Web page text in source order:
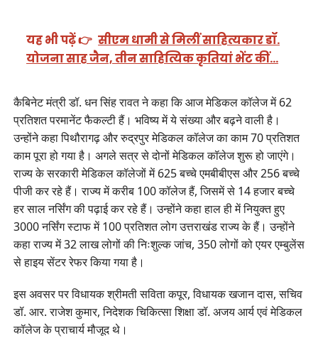
यह भी पढ़ें 👉 सीएम धामी से मिलीं साहित्यकार डॉ.
योजना साह जैन, तीन साहित्यिक कृतियां भेंट कीं…
कैबिनेट मंत्री डॉ. धन सिंह रावत ने कहा कि आज मेडिकल कॉलेज में 62
प्रतिशत परमानेंट फैकल्टी हैं। भविष्य में ये संख्या और बढ़ने वाली है।
उन्होंने कहा पिथौरागढ़ और रुद्रपुर मेडिकल कॉलेज का काम 70 प्रतिशत
काम पूरा हो गया है। अगले सत्र से दोनों मेडिकल कॉलेज शुरू हो जाएंगे।
राज्य के सरकारी मेडिकल कॉलेजों में 625 बच्चे एमबीबीएस और 256 बच्चे
पीजी कर रहे हैं। राज्य में करीब 100 कॉलेज हैं, जिसमें से 14 हजार बच्चे
हर साल नर्सिंग की पढ़ाई कर रहे हैं। उन्होंने कहा हाल ही में नियुक्त हुए
3000 नर्सिंग स्टाफ में 100 प्रतिशत लोग उत्तराखंड राज्य के हैं। उन्होंने
कहा राज्य में 32 लाख लोगों की निःशुल्क जांच, 350 लोगों को एयर एम्बुलेंस
से हाइय सेंटर रेफर किया गया है।
इस अवसर पर विधायक श्रीमती सविता कपूर, विधायक खजान दास, सचिव
डॉ. आर. राजेश कुमार, निदेशक चिकित्सा शिक्षा डॉ. अजय आर्य एवं मेडिकल
कॉलेज के प्राचार्य मौजूद थे।